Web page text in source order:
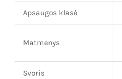
Apsaugos klasė
Matmenys
Svoris